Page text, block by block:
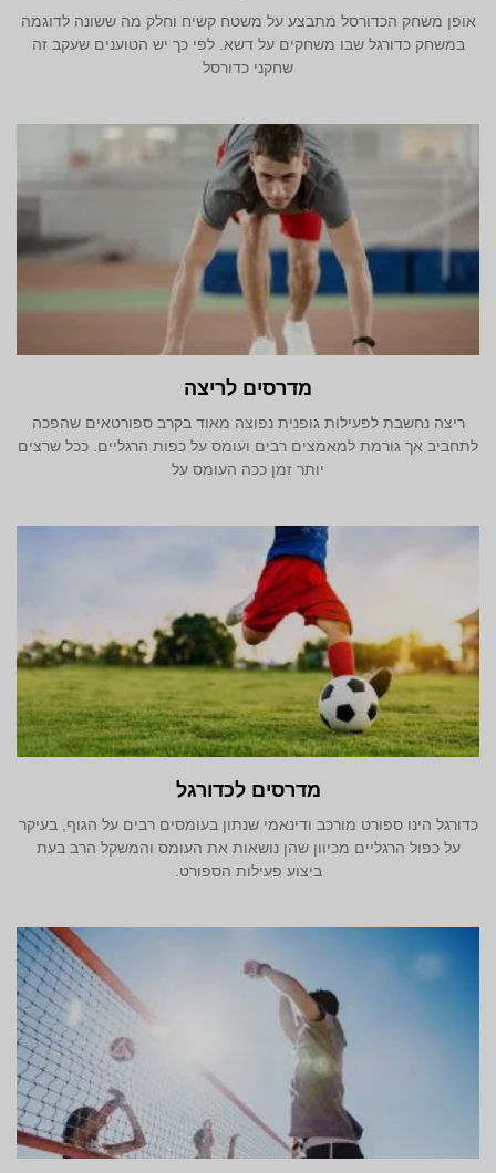
אופן משחק הכדורסל מתבצע על משטח קשיח וחלק מה ששונה לדוגמה
במשחק כדורגל שבו משחקים על דשא. לפי כך יש הטוענים שעקב זה
שחקני כדורסל
מדרסים לריצה
ריצה נחשבת לפעילות גופנית נפוצה מאוד בקרב ספורטאים שהפכה
לתחביב אך גורמת למאמצים רבים ועומס על כפות הרגליים. ככל שרצים
יותר זמן ככה העומס על
מדרסים לכדורגל
כדורגל הינו ספורט מורכב ודינאמי שנתון בעומסים רבים על הגוף, בעיקר
על כפול הרגליים מכיוון שהן נושאות את העומס והמשקל הרב בעת
ביצוע פעילות הספורט.